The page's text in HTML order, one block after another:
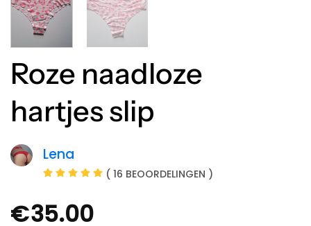
Roze naadloze
hartjes slip
Lena
( 16 BEOORDELINGEN )
€35.00